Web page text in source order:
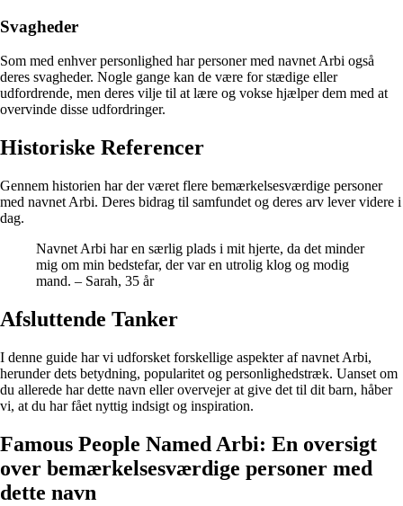
Svagheder
Som med enhver personlighed har personer med navnet Arbi også
deres svagheder. Nogle gange kan de være for stædige eller
udfordrende, men deres vilje til at lære og vokse hjælper dem med at
overvinde disse udfordringer.
Historiske Referencer
Gennem historien har der været flere bemærkelsesværdige personer
med navnet Arbi. Deres bidrag til samfundet og deres arv lever videre i
dag.
Navnet Arbi har en særlig plads i mit hjerte, da det minder
mig om min bedstefar, der var en utrolig klog og modig
mand. – Sarah, 35 år
Afsluttende Tanker
I denne guide har vi udforsket forskellige aspekter af navnet Arbi,
herunder dets betydning, popularitet og personlighedstræk. Uanset om
du allerede har dette navn eller overvejer at give det til dit barn, håber
vi, at du har fået nyttig indsigt og inspiration.
Famous People Named Arbi: En oversigt
over bemærkelsesværdige personer med
dette navn